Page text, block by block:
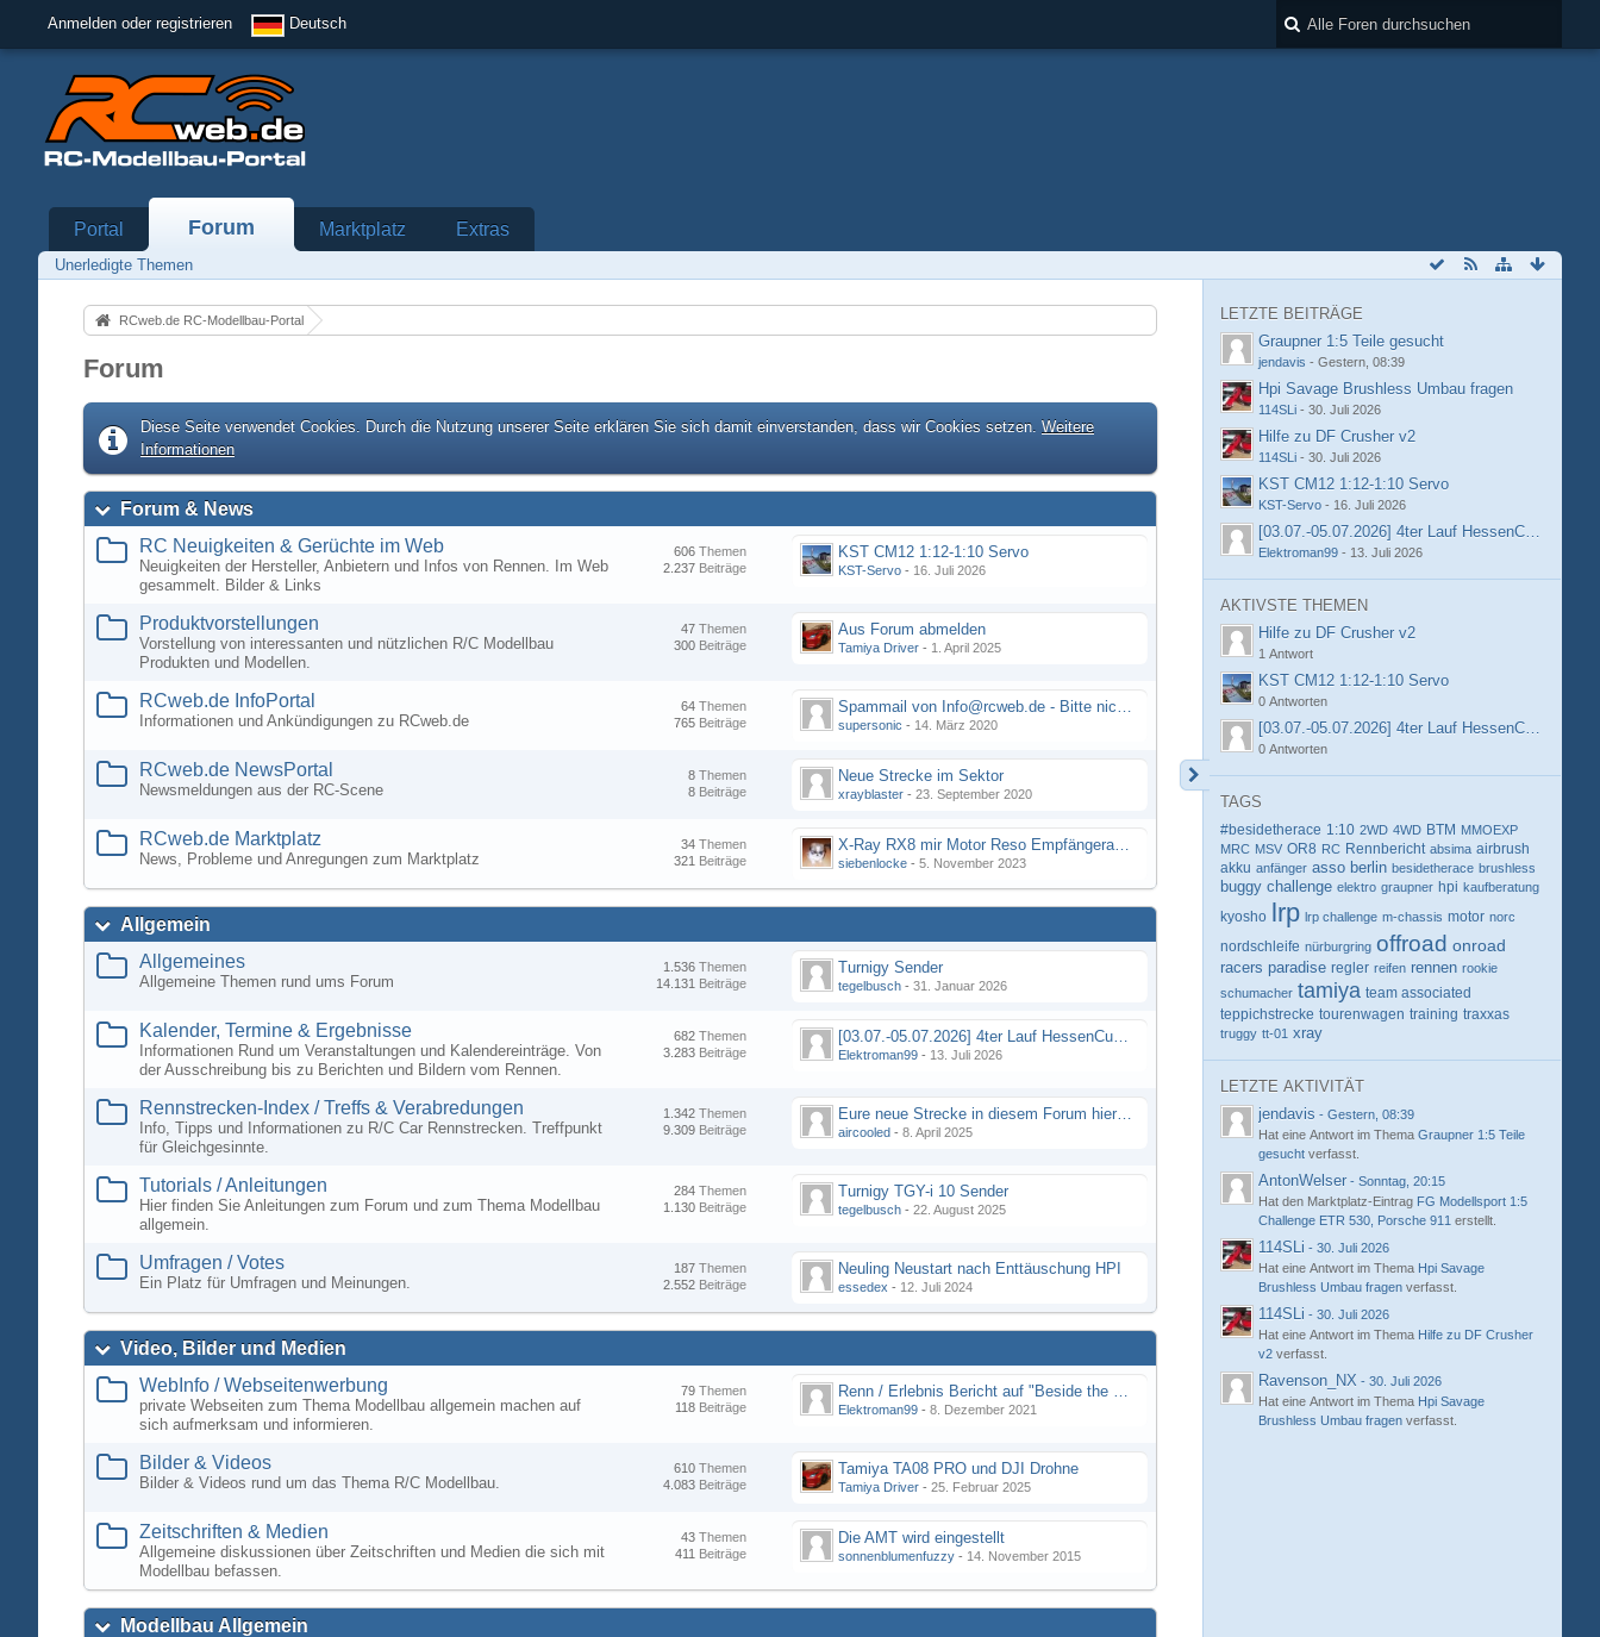
Anmelden oder registrieren Deutsch
Portal Forum Marktplatz Extras
Unerledigte Themen
RCweb.de RC-Modellbau-Portal
Forum
Diese Seite verwendet Cookies. Durch die Nutzung unserer Seite erklären Sie sich damit einverstanden, dass wir Cookies setzen. Weitere
Informationen
Forum & News
RC Neuigkeiten & Gerüchte im Web
Neuigkeiten der Hersteller, Anbietern und Infos von Rennen. Im Web
gesammelt. Bilder & Links
Themen
606
Beiträge
2.237
KST CM12 1:12-1:10 Servo
KST-Servo - 16. Juli 2026
Produktvorstellungen
Vorstellung von interessanten und nützlichen R/C Modellbau
Produkten und Modellen.
Themen
47
Beiträge
300
Aus Forum abmelden
Tamiya Driver - 1. April 2025
RCweb.de InfoPortal
Informationen und Ankündigungen zu RCweb.de
Themen
64
Beiträge
765
Spammail von Info@rcweb.de - Bitte nicht auf den Link klicken
supersonic - 14. März 2020
RCweb.de NewsPortal
Newsmeldungen aus der RC-Scene
Themen
8
Beiträge
8
Neue Strecke im Sektor
xrayblaster - 23. September 2020
RCweb.de Marktplatz
News, Probleme und Anregungen zum Marktplatz
Themen
34
Beiträge
321
X-Ray RX8 mir Motor Reso Empfängerakku
siebenlocke - 5. November 2023
Allgemein
Allgemeines
Allgemeine Themen rund ums Forum
Themen
1.536
Beiträge
14.131
Turnigy Sender
tegelbusch - 31. Januar 2026
Kalender, Termine & Ergebnisse
Informationen Rund um Veranstaltungen und Kalendereinträge. Von
der Ausschreibung bis zu Berichten und Bildern vom Rennen.
Themen
682
Beiträge
3.283
[03.07.-05.07.2026] 4ter Lauf HessenCup OR8 / OR8E 2026 beim MSV Linsengericht e.V.
Elektroman99 - 13. Juli 2026
Rennstrecken-Index / Treffs & Verabredungen
Info, Tipps und Informationen zu R/C Car Rennstrecken. Treffpunkt
für Gleichgesinnte.
Themen
1.342
Beiträge
9.309
Eure neue Strecke in diesem Forum hier posten
aircooled - 8. April 2025
Tutorials / Anleitungen
Hier finden Sie Anleitungen zum Forum und zum Thema Modellbau
allgemein.
Themen
284
Beiträge
1.130
Turnigy TGY-i 10 Sender
tegelbusch - 22. August 2025
Umfragen / Votes
Ein Platz für Umfragen und Meinungen.
Themen
187
Beiträge
2.552
Neuling Neustart nach Enttäuschung HPI
essedex - 12. Juli 2024
Video, Bilder und Medien
WebInfo / Webseitenwerbung
private Webseiten zum Thema Modellbau allgemein machen auf
sich aufmerksam und informieren.
Themen
79
Beiträge
118
Renn / Erlebnis Bericht auf "Beside the Race"
Elektroman99 - 8. Dezember 2021
Bilder & Videos
Bilder & Videos rund um das Thema R/C Modellbau.
Themen
610
Beiträge
4.083
Tamiya TA08 PRO und DJI Drohne
Tamiya Driver - 25. Februar 2025
Zeitschriften & Medien
Allgemeine diskussionen über Zeitschriften und Medien die sich mit
Modellbau befassen.
Themen
43
Beiträge
411
Die AMT wird eingestellt
sonnenblumenfuzzy - 14. November 2015
Modellbau Allgemein
LETZTE BEITRÄGE
Graupner 1:5 Teile gesucht
jendavis - Gestern, 08:39
Hpi Savage Brushless Umbau fragen
114SLi - 30. Juli 2026
Hilfe zu DF Crusher v2
114SLi - 30. Juli 2026
KST CM12 1:12-1:10 Servo
KST-Servo - 16. Juli 2026
[03.07.-05.07.2026] 4ter Lauf HessenCup OR8 /
Elektroman99 - 13. Juli 2026
AKTIVSTE THEMEN
Hilfe zu DF Crusher v2
1 Antwort
KST CM12 1:12-1:10 Servo
0 Antworten
[03.07.-05.07.2026] 4ter Lauf HessenCup OR8 /
0 Antworten
TAGS
#besidetherace 1:10 2WD 4WD BTM MMOEXP
MRC MSV OR8 RC Rennbericht absima airbrush
akku anfänger asso berlin besidetherace brushless
buggy challenge elektro graupner hpi kaufberatung
kyosho lrp lrp challenge m-chassis motor norc
nordschleife nürburgring offroad onroad
racers paradise regler reifen rennen rookie
schumacher tamiya team associated
teppichstrecke tourenwagen training traxxas
truggy tt-01 xray
LETZTE AKTIVITÄT
jendavis - Gestern, 08:39
Hat eine Antwort im Thema Graupner 1:5 Teile
gesucht verfasst.
AntonWelser - Sonntag, 20:15
Hat den Marktplatz-Eintrag FG Modellsport 1:5
Challenge ETR 530, Porsche 911 erstellt.
114SLi - 30. Juli 2026
Hat eine Antwort im Thema Hpi Savage
Brushless Umbau fragen verfasst.
114SLi - 30. Juli 2026
Hat eine Antwort im Thema Hilfe zu DF Crusher
v2 verfasst.
Ravenson_NX - 30. Juli 2026
Hat eine Antwort im Thema Hpi Savage
Brushless Umbau fragen verfasst.